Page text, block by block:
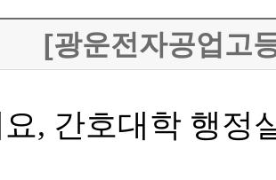
[광운전자공업고
, 간호대학 행정